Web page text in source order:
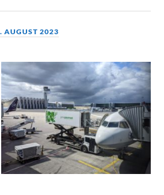
AUGUST 2023